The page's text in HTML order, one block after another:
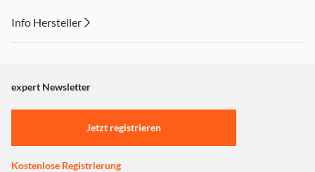
Info Hersteller
"Marketing".
Einstellungen anpassen
expert Newsletter
Jetzt registrieren
Kostenlose Registrierung